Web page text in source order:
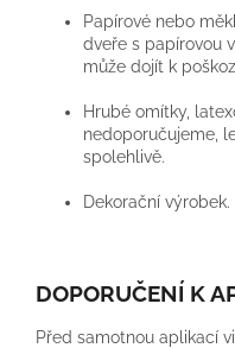
Papírové nebo
dveře s papírovou
může dojít k
Hrubé omítky,
nedoporučujeme,
spolehlivě.
Dekorační
DOPORUČENÍ K
Před samotnou aplikací